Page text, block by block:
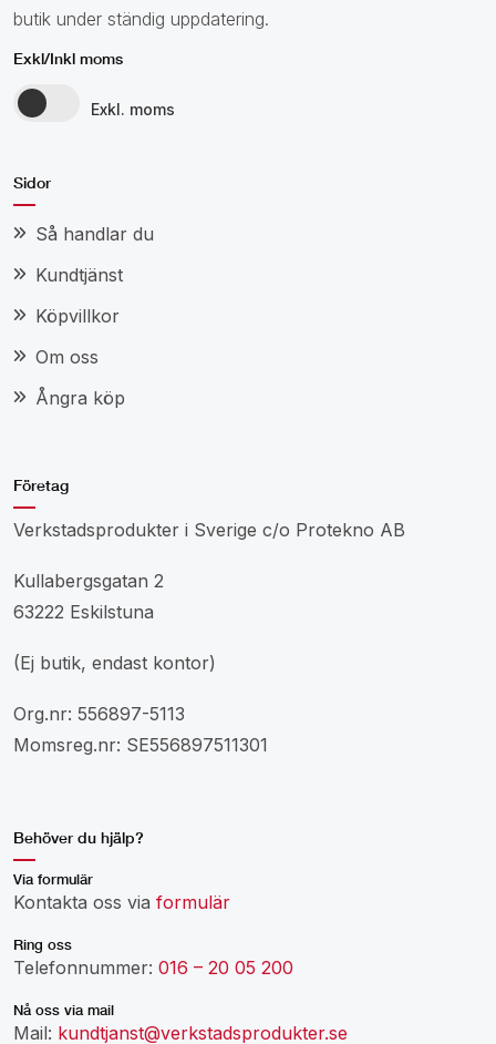
butik under ständig uppdatering.
Exkl/Inkl moms
Exkl. moms
Sidor
Så handlar du
Kundtjänst
Köpvillkor
Om oss
Ångra köp
Företag
Verkstadsprodukter i Sverige c/o Protekno AB
Kullabergsgatan 2
63222 Eskilstuna
(Ej butik, endast kontor)
Org.nr: 556897-5113
Momsreg.nr: SE556897511301
Behöver du hjälp?
Via formulär
Kontakta oss via formulär
Ring oss
Telefonnummer: 016 – 20 05 200
Nå oss via mail
Mail: kundtjanst@verkstadsprodukter.se